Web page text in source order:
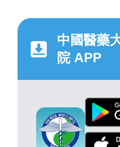
中國醫藥
院 APP